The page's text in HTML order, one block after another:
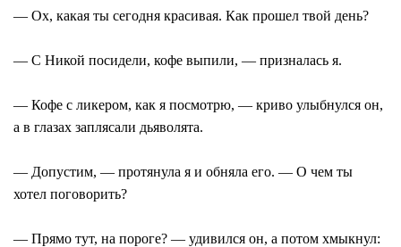
— Ох, какая ты сегодня красивая. Как прошел твой день?
— С Никой посидели, кофе выпили, — призналась я.
— Кофе с ликером, как я посмотрю, — криво улыбнулся он,
а в глазах заплясали дьяволята.
— Допустим, — протянула я и обняла его. — О чем ты
хотел поговорить?
— Прямо тут, на пороге? — удивился он, а потом хмыкнул: